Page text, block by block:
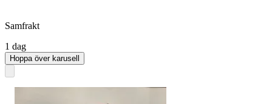
Samfrakt
1 dag
Hoppa över karusell